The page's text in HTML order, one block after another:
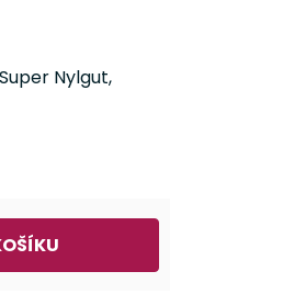
Nylgut,